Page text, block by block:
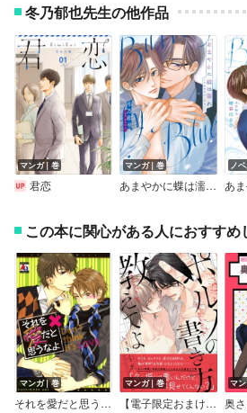
冬乃郁也先生の他作品
マンガ｜巻
君恋
マンガ｜巻
あまやかに蝶は濡れ ～バタフライ・ブルー～（漫画）【電子限定描き下ろし漫画付き】
ノ
この本に関心がある人におすすめ
マンガ｜巻
それを愛だと思うなよ
マンガ｜巻
【電子限定おまけ付き】 ポルノの書き方教えてよ
マ
奥